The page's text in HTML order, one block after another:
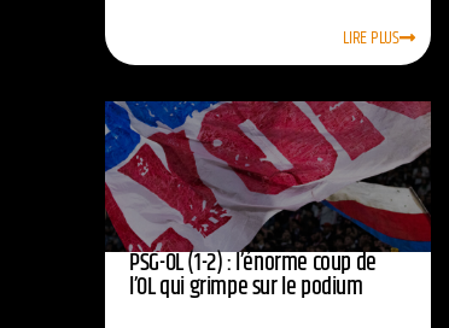
LIRE PLUS
PSG-OL (1-2) : l’énorme coup de
l’OL qui grimpe sur le podium